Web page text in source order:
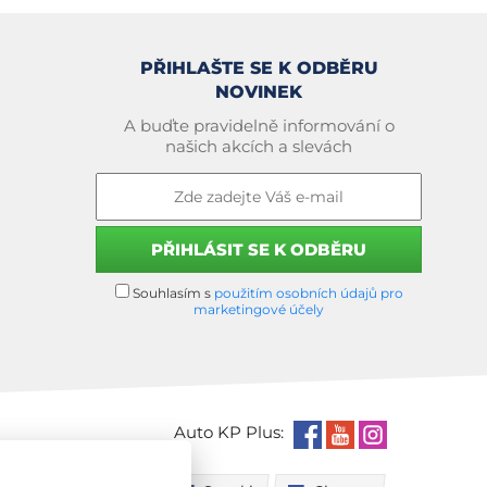
PŘIHLAŠTE SE K ODBĚRU
NOVINEK
A buďte pravidelně informování o
našich akcích a slevách
Souhlasím s použitím osobních údajů pro
marketingové účely
Auto KP Plus: